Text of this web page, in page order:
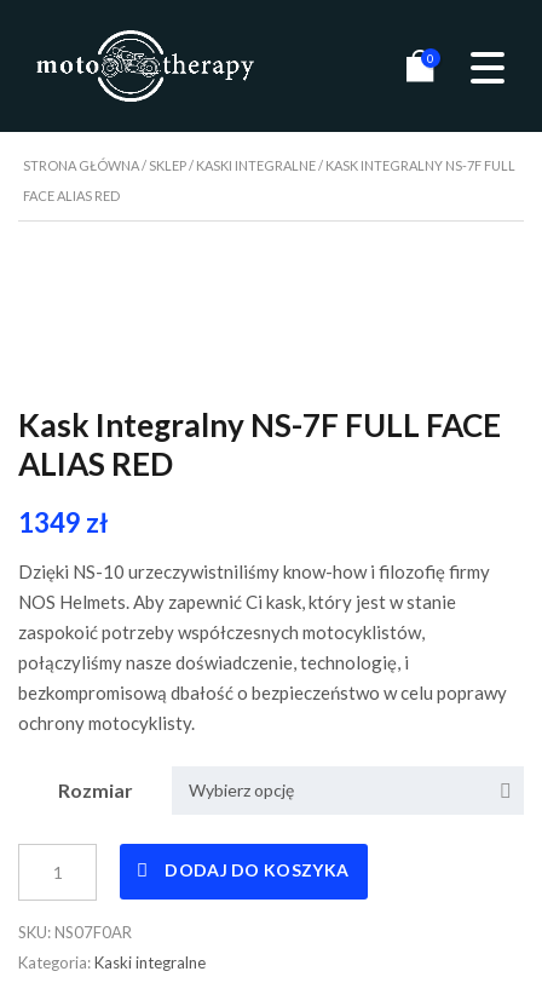
0
STRONA GŁÓWNA/ SKLEP/ KASKI INTEGRALNE/ KASK INTEGRALNY NS-7F FULL
FACE ALIAS RED
Kask Integralny NS-7F FULL FACE
ALIAS RED
1349 zł
Dzięki NS-10 urzeczywistniliśmy know-how i filozofię firmy
NOS Helmets. Aby zapewnić Ci kask, który jest w stanie
zaspokoić potrzeby współczesnych motocyklistów,
połączyliśmy nasze doświadczenie, technologię, i
bezkompromisową dbałość o bezpieczeństwo w celu poprawy
ochrony motocyklisty.
Rozmiar Wybierz opcję
FULL
DODAJ DO KOSZYKA
SKU: NS07F0AR
Kategoria:Kaski integralne